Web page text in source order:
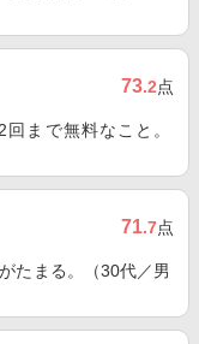
73.2点
まで無料なこと。
71.7点
たまる。（30代／男